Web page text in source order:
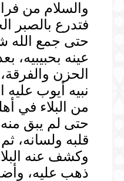
والسلام من
فتدرع بالصبر
حتى جمع الله
عينه بحبيبيه،
الحزن
نبيه أيوب عليه
من البلاء في
حتى لم يبق
قلبه ولسانه،
وكشف عنه
ذهب عليه،